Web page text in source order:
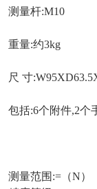
测量杆:M10
重量:约3kg
尺 寸
包括:6个附件,2个
测量范围:=（N）